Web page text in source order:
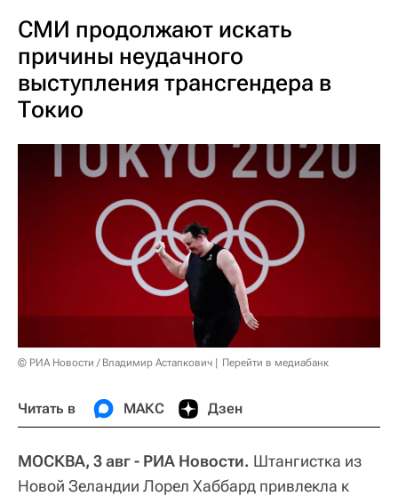
СМИ продолжают искать
причины неудачного
выступления трансгендера в
Токио
© РИА Новости / Владимир Астапкович Перейти в медиабанк
Читать в МАКС Дзен
МОСКВА, 3 авг - РИА Новости. Штангистка из
Новой Зеландии Лорел Хаббард привлекла к